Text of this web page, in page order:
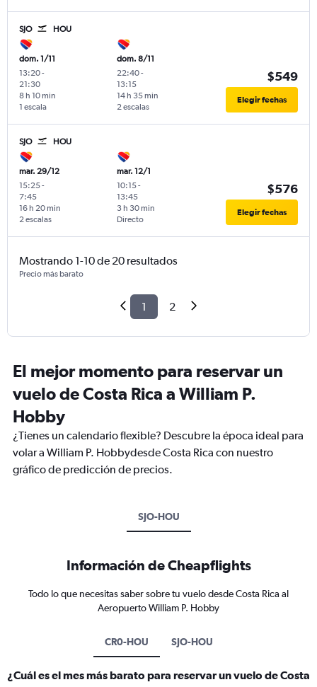
SJO HOU
dom. 1/11
13:20-
21:30
1 escala
8 h 10 min
dom. 8/11
22:40-
13:15
2 escalas
14 h 35 min
$549
Elegir fechas
SJO HOU
mar. 29/12
15:25-
7:45
2 escalas
16 h 20 min
mar. 12/1
10:15-
13:45
Directo
3 h 30 min
$576
Elegir fechas
Mostrando 1-10 de 20 resultados
Precio más barato
1 2
El mejor momento para reservar un
vuelo de Costa Rica a William P.
Hobby
¿Tienes un calendario flexible? Descubre la época ideal para
volar a William P. Hobbydesde Costa Rica con nuestro
gráfico de predicción de precios.
SJO-HOU
Información de Cheapflights
Todo lo que necesitas saber sobre tu vuelo desde Costa Rica al
Aeropuerto William P. Hobby
CR0-HOU SJO-HOU
¿Cuál es el mes más barato para reservar un vuelo de Costa